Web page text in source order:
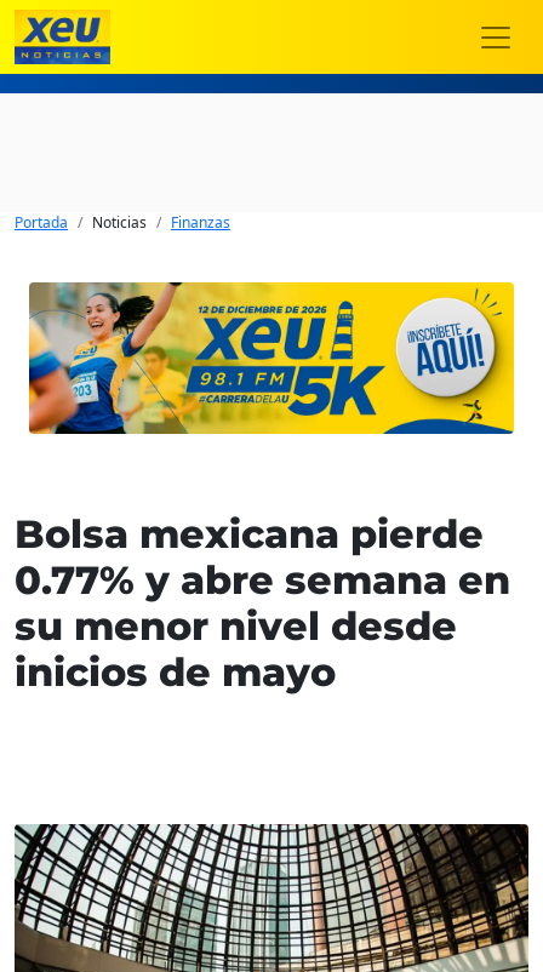
Portada Noticias Finanzas
Bolsa mexicana pierde
0.77% y abre semana en
su menor nivel desde
inicios de mayo